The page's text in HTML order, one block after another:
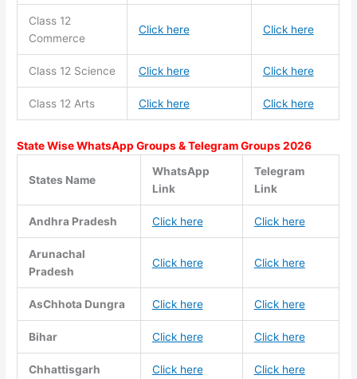
Class 12
Commerce
Click here Click here
Class 12 Science Click here Click here
Class 12 Arts Click here Click here
State Wise WhatsApp Groups & Telegram Groups 2026
States Name
WhatsApp
Link
Telegram
Link
Andhra Pradesh Click here Click here
Arunachal
Pradesh
Click here Click here
AsChhota Dungra Click here Click here
Bihar Click here Click here
Chhattisgarh Click here Click here